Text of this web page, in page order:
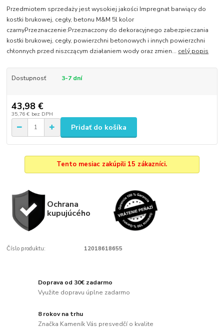
Przedmiotem sprzedaży jest wysokiej jakości Impregnat barwiący do
kostki brukowej, cegły, betonu M&M 5l kolor
czarnyPrzeznaczenie:Przeznaczony do dekoracyjnego zabezpieczania
kostki brukowej, cegły, powierzchni betonowych i innych powierzchni
chłonnych przed niszczącym działaniem wody oraz zmien... celý popis
Dostupnosť 3-7 dní
43,98 €
35,76 € bez DPH
Pridať do košíka
Tento mesiac zakúpili 15 zákazníci.
Ochrana
kupujúcého
Číslo produktu: 12018618655
Doprava od 30€ zadarmo
Využite dopravu úplne zadarmo
8 rokov na trhu
Značka Kameník Vás presvedčí o kvalite